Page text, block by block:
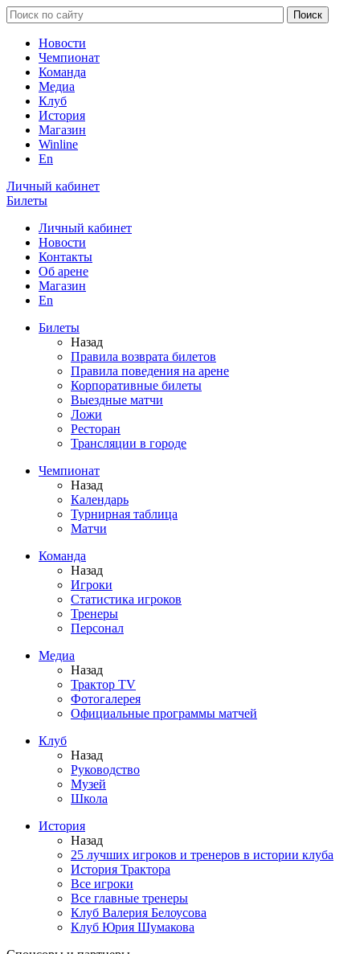
Новости
Чемпионат
Команда
Медиа
Клуб
История
Магазин
Winline
En
Личный кабинет
Билеты
Личный кабинет
Новости
Контакты
Об арене
Магазин
En
Билеты
Назад
Правила возврата билетов
Правила поведения на арене
Корпоративные билеты
Выездные матчи
Ложи
Ресторан
Трансляции в городе
Чемпионат
Назад
Календарь
Турнирная таблица
Матчи
Команда
Назад
Игроки
Статистика игроков
Тренеры
Персонал
Медиа
Назад
Трактор TV
Фотогалерея
Официальные программы матчей
Клуб
Назад
Руководство
Музей
Школа
История
Назад
25 лучших игроков и тренеров в истории клуба
История Трактора
Все игроки
Все главные тренеры
Клуб Валерия Белоусова
Клуб Юрия Шумакова